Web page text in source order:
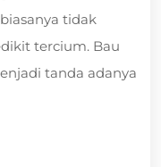
tidak
tercium. Bau
tanda adanya